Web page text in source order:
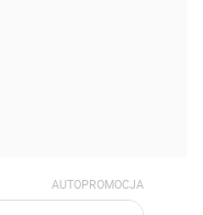
AUTOPROMOCJA